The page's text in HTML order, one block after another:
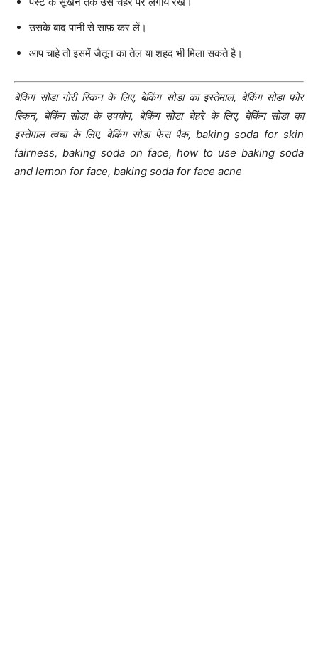
उसके बाद पानी से साफ़ कर लें।
आप चाहे तो इसमें जैतून का तेल या शहद भी मिला सकते है।
बेकिंग सोडा गोरी स्किन के लिए, बेकिंग सोडा का इस्तेमाल, बेकिंग सोडा फोर
स्किन, बेकिंग सोडा के उपयोग, बेकिंग सोडा चेहरे के लिए, बेकिंग सोडा का
इस्तेमाल त्वचा के लिए, बेकिंग सोडा फेस पैक, baking soda for skin
fairness, baking soda on face, how to use baking soda
and lemon for face, baking soda for face acne